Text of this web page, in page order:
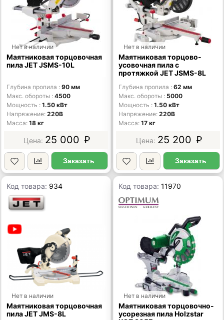
Нет в наличии
Маятниковая торцовочная
пила JET JSMS-10L
Глубина пропила
90 мм
Макс. обороты
4500
Мощность
1.50 кВт
Напряжение 220В
Масса 18 кг
25 000 p
Заказать
Нет в наличии
Маятниковая торцово-
усовочная пила с
протяжкой JET JSMS-8L
Глубина пропила
62 мм
Макс. обороты
5000
Мощность
1.50 кВт
Напряжение 220В
Масса 17 кг
25 200 p
Заказать
Код товара: 934
Нет в наличии
Маятниковая торцовочная
пила JET JMS-8L
Код товара:11970
Нет в наличии
Маятниковая торцовочно-
усорезная пила Holzstar